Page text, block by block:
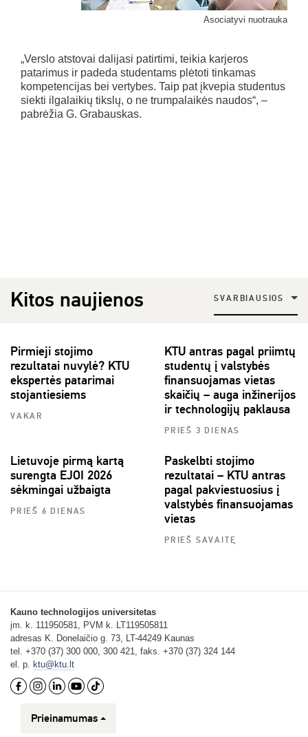
Asociatyvi nuotrauka
„Verslo atstovai dalijasi patirtimi, teikia karjeros
patarimus ir padeda studentams plėtoti tinkamas
kompetencijas bei vertybes. Taip pat įkvepia studentus
siekti ilgalaikių tikslų, o ne trumpalaikės naudos“, –
pabrėžia G. Grabauskas.
Kitos naujienos SVARBIAUSIOS
Pirmieji stojimo
rezultatai nuvylė? KTU
ekspertės patarimai
stojantiesiems
VAKAR
KTU antras pagal priimtų
studentų į valstybės
finansuojamas vietas
skaičių – auga inžinerijos
ir technologijų paklausa
PRIEŠ 3 DIENAS
Lietuvoje pirmą kartą
surengta EJOI 2026
sėkmingai užbaigta
PRIEŠ 6 DIENAS
Paskelbti stojimo
rezultatai – KTU antras
pagal pakviestuosius į
valstybės finansuojamas
vietas
PRIEŠ SAVAITĘ
Kauno technologijos universitetas
įm. k. 111950581, PVM k. LT119505811
adresas K. Donelaičio g. 73, LT-44249 Kaunas
tel. +370 (37) 300 000, 300 421, faks. +370 (37) 324 144
el. p. ktu@ktu.lt
Prieinamumas